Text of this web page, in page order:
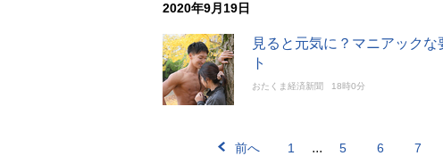
2020年9月19日
見ると元気に？マニアック
ト
おたくま経済新聞 18時0分
前へ 1 ... 5 6 7